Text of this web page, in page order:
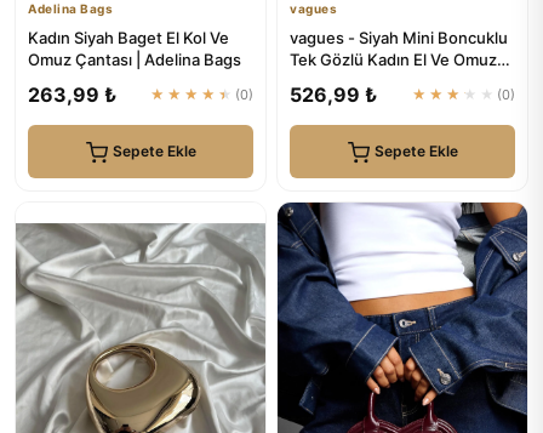
Adelina Bags
Kadın Siyah Baget El Kol Ve
Omuz Çantası | Adelina Bags
263,99 ₺ ★★★★★ (0)
Sepete Ekle
vagues
vagues - Siyah Mini Boncuklu
Tek Gözlü Kadın El Ve Omuz
526,99 ₺ ★★★★★ (0)
Sepete Ekle